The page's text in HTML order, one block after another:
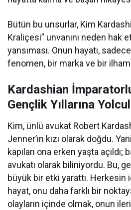
Bütün bu unsurlar, Kim
Kraliçesi” unvanını neden hak
yansıması. Onun hayatı,
fenomen, bir marka ve bir ilham
Kardashian
Gençlik Yıllarına
Kim, ünlü avukat Robert
Jenner’ın kızı olarak doğdu.
kapıları ona erken yaşta açıldı;
avukatı olarak biliniyordu. Bu,
büyük bir etki yarattı.
hayat, onu daha farklı bir
olayların içinde olmak, onun